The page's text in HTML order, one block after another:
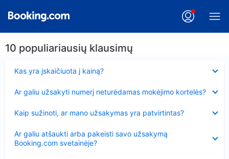
10 populiariausių klausimų
Kas yra įskaičiuota į kainą?
Ar galiu užsakyti numerį neturėdamas mokėjimo kortelės?
Kaip sužinoti, ar mano užsakymas yra patvirtintas?
Ar galiu atšaukti arba pakeisti savo užsakymą
Booking.com svetainėje?